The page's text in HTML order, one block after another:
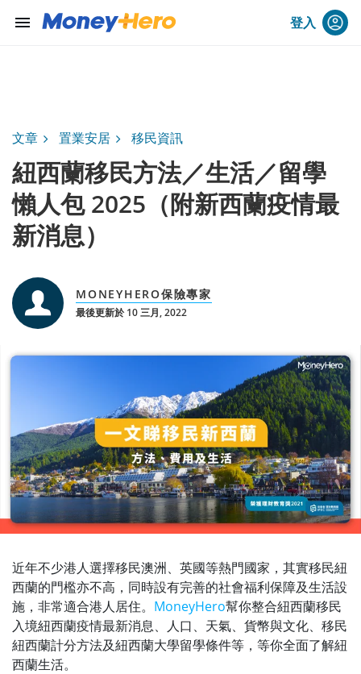
menu 登入
文章 置業安居 移民資訊
紐西蘭移民方法／生活／留學
懶人包 2025（附新西蘭疫情最
新消息）
MONEYHERO保險專家
最後更新於 10 三月, 2022
近年不少港人選擇移民澳洲、英國等熱門國家，其實移民紐
西蘭的門檻亦不高，同時設有完善的社會福利保障及生活設
施，非常適合港人居住。 MoneyHero幫你整合紐西蘭移民
入境紐西蘭疫情最新消息、人口、天氣、貨幣與文化、移民
紐西蘭計分方法及紐西蘭大學留學條件等，等你全面了解紐
西蘭生活。